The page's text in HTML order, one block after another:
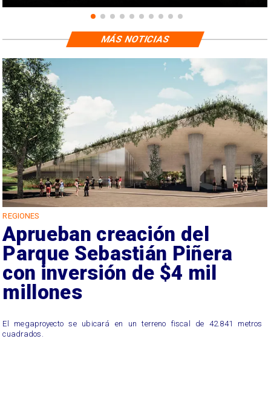
REGIONES
Aprueban creación del
Parque Sebastián Piñera
con inversión de $4 mil
millones
El megaproyecto se ubicará en un terreno fiscal de 42.841 metros
cuadrados.
MÁS NOTICIAS